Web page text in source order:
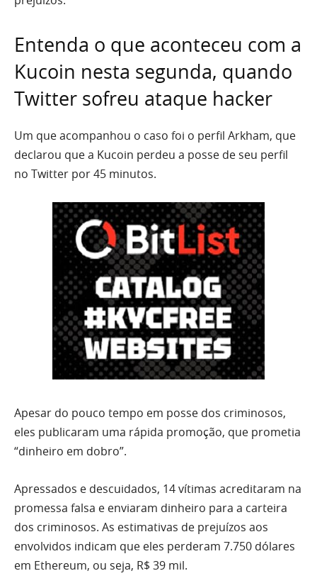
Entenda o que aconteceu com a
Kucoin nesta segunda, quando
Twitter sofreu ataque hacker
Um que acompanhou o caso foi o perfil Arkham, que
declarou que a Kucoin perdeu a posse de seu perfil
no Twitter por 45 minutos.
Apesar do pouco tempo em posse dos criminosos,
eles publicaram uma rápida promoção, que prometia
“dinheiro em dobro”.
Apressados e descuidados, 14 vítimas acreditaram na
promessa falsa e enviaram dinheiro para a carteira
dos criminosos. As estimativas de prejuízos aos
envolvidos indicam que eles perderam 7.750 dólares
em Ethereum, ou seja, R$ 39 mil.